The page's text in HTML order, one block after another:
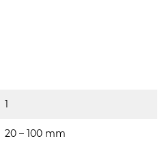
1
20 – 100 mm